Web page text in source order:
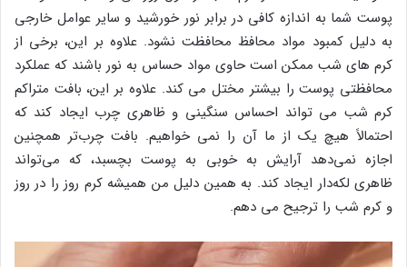
پوست شما به اندازه کافی در برابر نور خورشید و سایر عوامل خارجی
به دلیل کمبود مواد محافظ محافظت نشود. علاوه بر این، برخی از
کرم های شب ممکن است حاوی مواد حساس به نور باشند که عملکرد
محافظتی پوست را بیشتر مختل می کند. علاوه بر این، بافت متراکم
کرم شب می تواند احساس سنگینی و ظاهری چرب ایجاد کند که
احتمالاً هیچ یک از ما آن را نمی خواهیم. بافت چرب‌تر همچنین
اجازه نمی‌دهد آرایش به خوبی به پوست بچسبد، که می‌تواند
ظاهری لکه‌دار ایجاد کند. به همین دلیل من همیشه کرم روز را در روز
و کرم شب را ترجیح می دهم.